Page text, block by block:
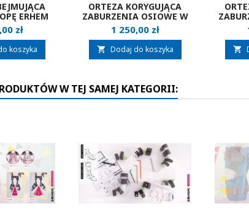
ERHEM
zł
koszyka
ORTEZA KORYGUJĄCA
ZABURZENIA OSIOWE W
PŁASZCZYŹNIE CZOŁOWEJ
ERHEM DAFO.ACTIVE
MINI
Cena
1 250,00 zł
 Dodaj do koszyka 
W TEJ SAMEJ KATEGORII: